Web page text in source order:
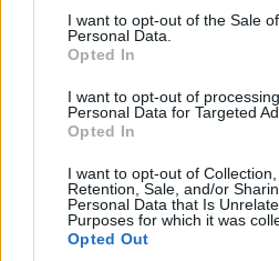
consent section.
I want to opt-out of the Sale
Personal Data.
Opted In
I want to opt-out of
Personal Data for Targeted
Opted In
I want to opt-out of Collection,
Retention, Sale, and/or
Personal Data that Is
Purposes for which it was
Opted Out
költségeket meg kell osztani a
ponton döntést kell hoznunk,
a jövő év között. Arra számítok,
dönteni fogunk” – idézi Mekiest a
rengeteg fejlesztést hoztunk
korrigálni azt a hatalmas hátrányt,
Valószínűleg nehéz elképzelni,